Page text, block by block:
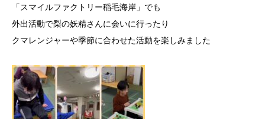
「スマイルファクトリー稲毛海岸」でも
外出活動で梨の妖精さんに会いに行ったり
クマレンジャーや季節に合わせた活動を楽しみました